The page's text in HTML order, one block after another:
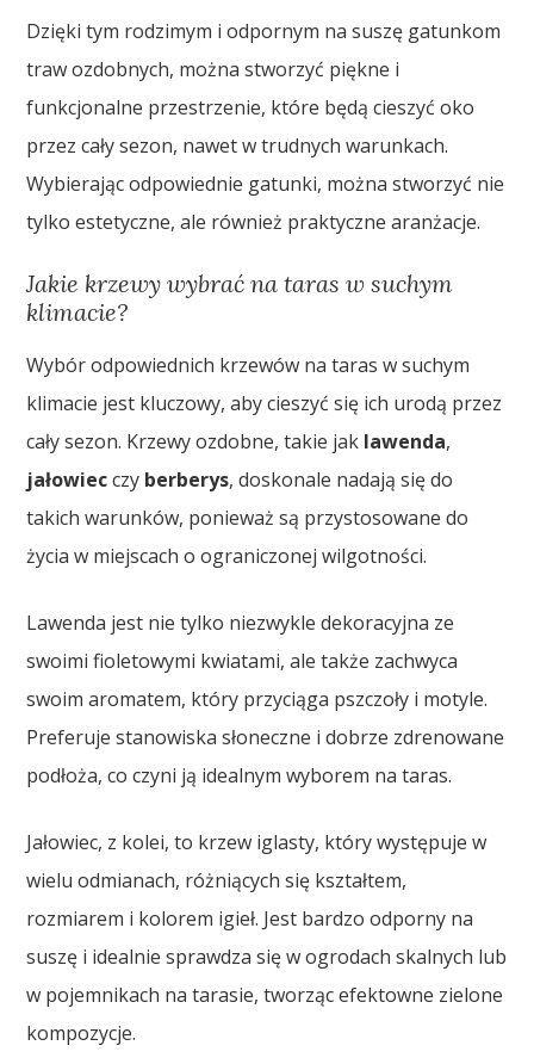
Dzięki tym rodzimym i odpornym na suszę gatunkom
traw ozdobnych, można stworzyć piękne i
funkcjonalne przestrzenie, które będą cieszyć oko
przez cały sezon, nawet w trudnych warunkach.
Wybierając odpowiednie gatunki, można stworzyć nie
tylko estetyczne, ale również praktyczne aranżacje.
Jakie krzewy wybrać na taras w suchym
klimacie?
Wybór odpowiednich krzewów na taras w suchym
klimacie jest kluczowy, aby cieszyć się ich urodą przez
cały sezon. Krzewy ozdobne, takie jak lawenda,
jałowiecczy berberys, doskonale nadają się do
takich warunków, ponieważ są przystosowane do
życia w miejscach o ograniczonej wilgotności.
Lawenda jest nie tylko niezwykle dekoracyjna ze
swoimi fioletowymi kwiatami, ale także zachwyca
swoim aromatem, który przyciąga pszczoły i motyle.
Preferuje stanowiska słoneczne i dobrze zdrenowane
podłoża, co czyni ją idealnym wyborem na taras.
Jałowiec, z kolei, to krzew iglasty, który występuje w
wielu odmianach, różniących się kształtem,
rozmiarem i kolorem igieł. Jest bardzo odporny na
suszę i idealnie sprawdza się w ogrodach skalnych lub
w pojemnikach na tarasie, tworząc efektowne zielone
kompozycje.